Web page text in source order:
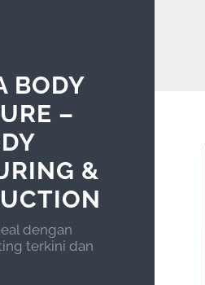
BODY
–
&
dengan
terkini dan